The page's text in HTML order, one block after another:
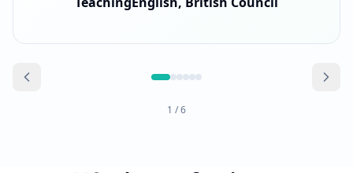
1 /6